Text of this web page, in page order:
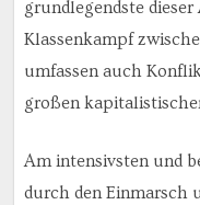
grundlegendste
Klassenkampf
umfassen auch
großen
Am intensivsten und
durch den Einmarsch